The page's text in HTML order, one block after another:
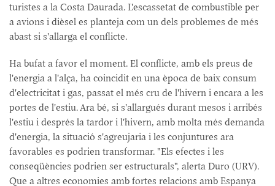
turistes a la Costa Daurada. L'escassetat de combustible per
a avions i dièsel es planteja com un dels problemes de més
abast si s'allarga el conflicte.
Ha bufat a favor el moment. El conflicte, amb els preus de
l'energia a l'alça, ha coincidit en una època de baix consum
d'electricitat i gas, passat el més cru de l'hivern i encara a les
portes de l'estiu. Ara bé, si s'allargués durant mesos i arribés
l'estiu i després la tardor i l'hivern, amb molta més demanda
d'energia, la situació s'agreujaria i les conjuntures ara
favorables es podrien transformar. "Els efectes i les
conseqüències podrien ser estructurals", alerta Duro (URV).
Que a altres economies amb fortes relacions amb Espanya